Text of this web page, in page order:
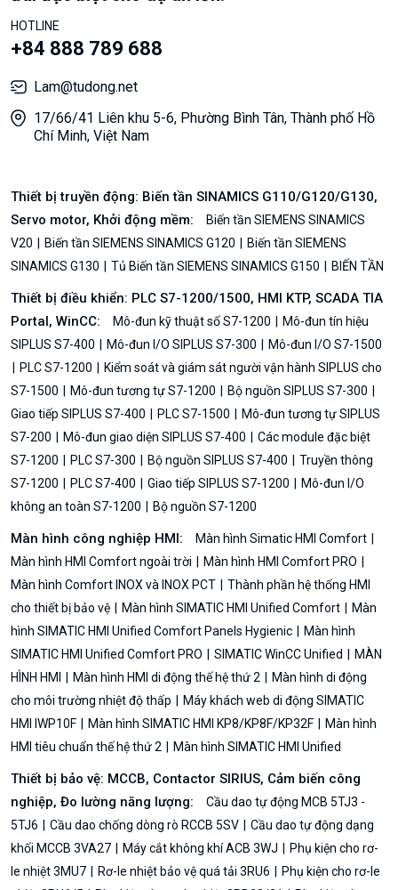
HOTLINE
+84 888 789 688
Lam@tudong.net
17/66/41 Liên khu 5-6, Phường Bình Tân, Thành phố Hồ
Chí Minh, Việt Nam
Thiết bị truyền động: Biến tần SINAMICS G110/G120/G130,
Servo motor, Khởi động mềm:
Biến tần SIEMENS SINAMICS
V20
Biến tần SIEMENS SINAMICS G120
Biến tần SIEMENS
SINAMICS G130
Tủ Biến tần SIEMENS SINAMICS G150 BIẾN TẦN
Thiết bị điều khiển: PLC S7-1200/1500, HMI KTP, SCADA TIA
Portal, WinCC:
Mô-đun kỹ thuật số S7-1200
Mô-đun tín hiệu
SIPLUS S7-400
Mô-đun I/O SIPLUS S7-300
Mô-đun I/O S7-1500
PLC S7-1200
Kiểm soát và giám sát người vận hành SIPLUS cho
S7-1500
Mô-đun tương tự S7-1200
Bộ nguồn SIPLUS S7-300
Giao tiếp SIPLUS S7-400
PLC S7-1500
Mô-đun tương tự SIPLUS
S7-200
Mô-đun giao diện SIPLUS S7-400
Các module đặc biệt
S7-1200
PLC S7-300 Bộ nguồn SIPLUS S7-400
Truyền thông
S7-1200
PLC S7-400 Giao tiếp SIPLUS S7-1200
Mô-đun I/O
không an toàn S7-1200
Bộ nguồn S7-1200
Màn hình công nghiệp HMI:
Màn hình Simatic HMI Comfort
Màn hình HMI Comfort ngoài trời
Màn hình HMI Comfort PRO
Màn hình Comfort INOX và INOX PCT
Thành phần hệ thống HMI
cho thiết bị bảo vệ
Màn hình SIMATIC HMI Unified Comfort
Màn
hình SIMATIC HMI Unified Comfort Panels Hygienic
Màn hình
SIMATIC HMI Unified Comfort PRO
SIMATIC WinCC Unified
MÀN
HÌNH HMI
Màn hình HMI di động thế hệ thứ 2
Màn hình di động
cho môi trường nhiệt độ thấp
Máy khách web di động SIMATIC
HMI IWP10F
Màn hình SIMATIC HMI KP8/KP8F/KP32F
Màn hình
HMI tiêu chuẩn thế hệ thứ 2
Màn hình SIMATIC HMI Unified
Thiết bị bảo vệ: MCCB, Contactor SIRIUS, Cảm biến công
nghiệp, Đo lường năng lượng:
Cầu dao tự động MCB 5TJ3 -
5TJ6
Cầu dao chống dòng rò RCCB 5SV
Cầu dao tự động dạng
khối MCCB 3VA27
Máy cắt không khí ACB 3WJ
Phụ kiện cho rơ-
le nhiệt 3MU7
Rơ-le nhiệt bảo vệ quá tải 3RU6
Phụ kiện cho rơ-le